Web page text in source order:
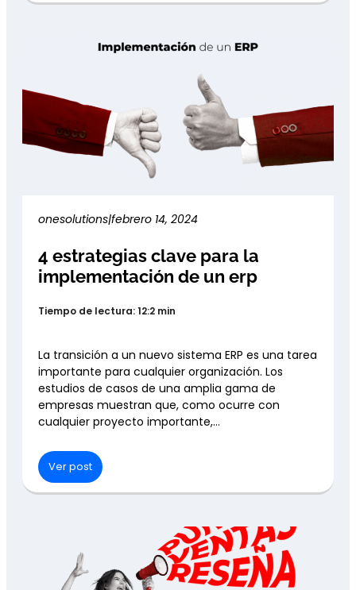
onesolutions|febrero 14, 2024
4 estrategias clave para la
implementación de un erp
Tiempo de lectura: 12:2 min
La transición a un nuevo sistema ERP es una tarea
importante para cualquier organización. Los
estudios de casos de una amplia gama de
empresas muestran que, como ocurre con
cualquier proyecto importante,…
Ver post